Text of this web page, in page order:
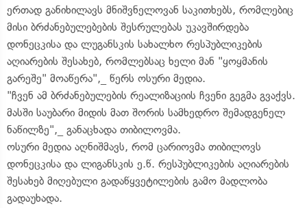
ერთად განიხილავს მნიშვნელოვან საკითხებს, რომლებიც
მისი ბრძანებულებების შესრულებას უკავშირდება
დონეცკისა და ლუგანსკის სახალხო რესპუბლიკების
აღიარების შესახებ, რომლებსაც ხელი მან "ყოყმანის
გარეშე" მოაწერა",_ წერს ოსური მედია.
"ჩვენ ამ ბრძანებულების რეალიზაციის ჩვენი გეგმა გვაქვს.
მასში საუბარი მიდის მათ შორის სამხედრო შემადგენელ
ნაწილზე",_ განაცხადა თიბილოვმა.
ოსური მედია აღნიშმავს, რომ ცარიოვმა თიბილოვს
დონეცკისა და ლიგანსკის ე.წ. რესპუბლიკების აღიარების
შესახებ მიღებული გადაწყვეტილების გამო მადლობა
გადაუხადა.